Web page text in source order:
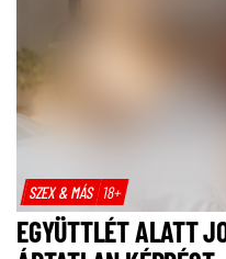
SZEX & MÁS 18+
EGYÜTTLÉT ALATT